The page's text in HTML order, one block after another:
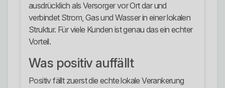
ausdrücklich als Versorger vor Ort dar und
verbindet Strom, Gas und Wasser in einer lokalen
Struktur. Für viele Kunden ist genau das ein echter
Vorteil.
Was positiv auffällt
Positiv fällt zuerst die echte lokale Verankerung